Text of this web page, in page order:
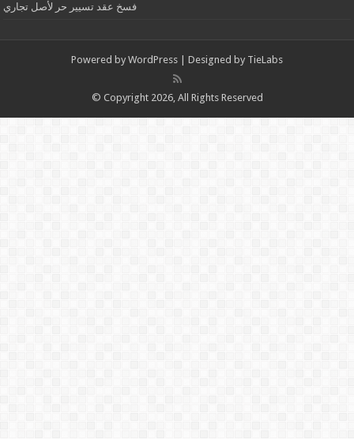
فسخ عقد تسيير حر لأصل تجاري
Powered by WordPress | Designed by TieLabs
© Copyright 2026, All Rights Reserved